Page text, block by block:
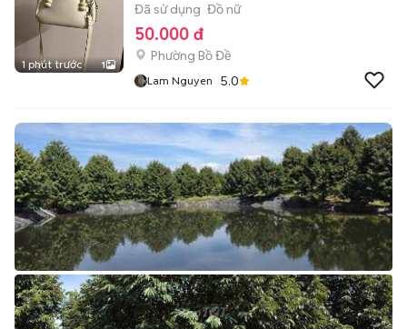
1 phút trước 1
Đã sử dụng Đồ nữ
50.000 đ
Phường Bồ Đề
Lam Nguyen 5.0